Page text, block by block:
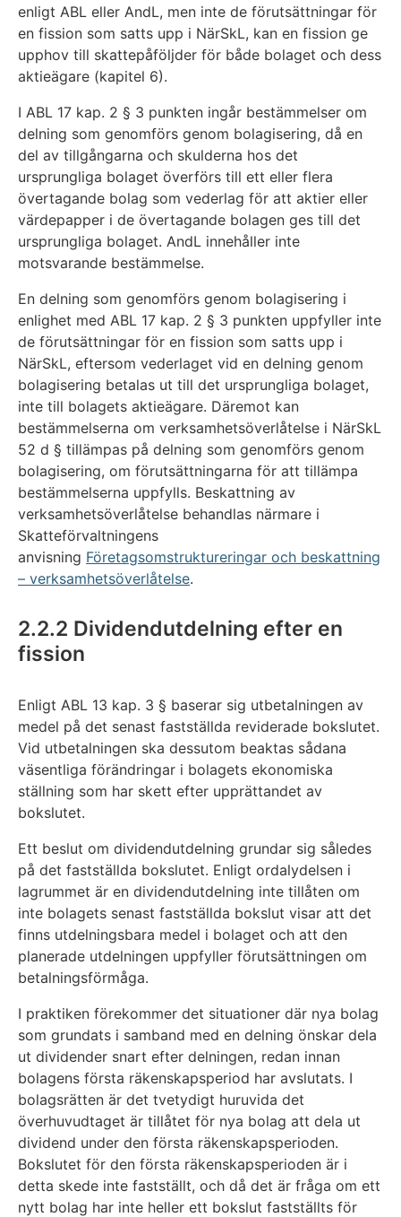
enligt ABL eller AndL, men inte de förutsättningar för
en fission som satts upp i NärSkL, kan en fission ge
upphov till skattepåföljder för både bolaget och dess
aktieägare (kapitel 6).
I ABL 17 kap. 2 § 3 punkten ingår bestämmelser om
delning som genomförs genom bolagisering, då en
del av tillgångarna och skulderna hos det
ursprungliga bolaget överförs till ett eller flera
övertagande bolag som vederlag för att aktier eller
värdepapper i de övertagande bolagen ges till det
ursprungliga bolaget. AndL innehåller inte
motsvarande bestämmelse.
En delning som genomförs genom bolagisering i
enlighet med ABL 17 kap. 2 § 3 punkten uppfyller inte
de förutsättningar för en fission som satts upp i
NärSkL, eftersom vederlaget vid en delning genom
bolagisering betalas ut till det ursprungliga bolaget,
inte till bolagets aktieägare. Däremot kan
bestämmelserna om verksamhetsöverlåtelse i NärSkL
52 d § tillämpas på delning som genomförs genom
bolagisering, om förutsättningarna för att tillämpa
bestämmelserna uppfylls. Beskattning av
verksamhetsöverlåtelse behandlas närmare i
Skatteförvaltningens
anvisning Företagsomstruktureringar och beskattning
– verksamhetsöverlåtelse.
2.2.2 Dividendutdelning efter en
fission
Enligt ABL 13 kap. 3 § baserar sig utbetalningen av
medel på det senast fastställda reviderade bokslutet.
Vid utbetalningen ska dessutom beaktas sådana
väsentliga förändringar i bolagets ekonomiska
ställning som har skett efter upprättandet av
bokslutet.
Ett beslut om dividendutdelning grundar sig således
på det fastställda bokslutet. Enligt ordalydelsen i
lagrummet är en dividendutdelning inte tillåten om
inte bolagets senast fastställda bokslut visar att det
finns utdelningsbara medel i bolaget och att den
planerade utdelningen uppfyller förutsättningen om
betalningsförmåga.
I praktiken förekommer det situationer där nya bolag
som grundats i samband med en delning önskar dela
ut dividender snart efter delningen, redan innan
bolagens första räkenskapsperiod har avslutats. I
bolagsrätten är det tvetydigt huruvida det
överhuvudtaget är tillåtet för nya bolag att dela ut
dividend under den första räkenskapsperioden.
Bokslutet för den första räkenskapsperioden är i
detta skede inte fastställt, och då det är fråga om ett
nytt bolag har inte heller ett bokslut fastställts för